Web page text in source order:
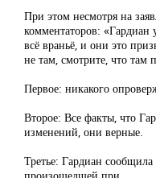
При этом несмотря на
комментаторов:
всё враньё, и они это
не там, смотрите, что там
Первое: никакого
Второе: Все факты, что
изменений, они верные.
Третье: Гардиан